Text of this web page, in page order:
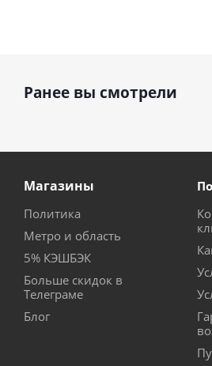
Ранее вы смотрели
Магазины
Политика
Метро и область
5% КЭШБЭК
Больше скидок в
Телеграме
Блог